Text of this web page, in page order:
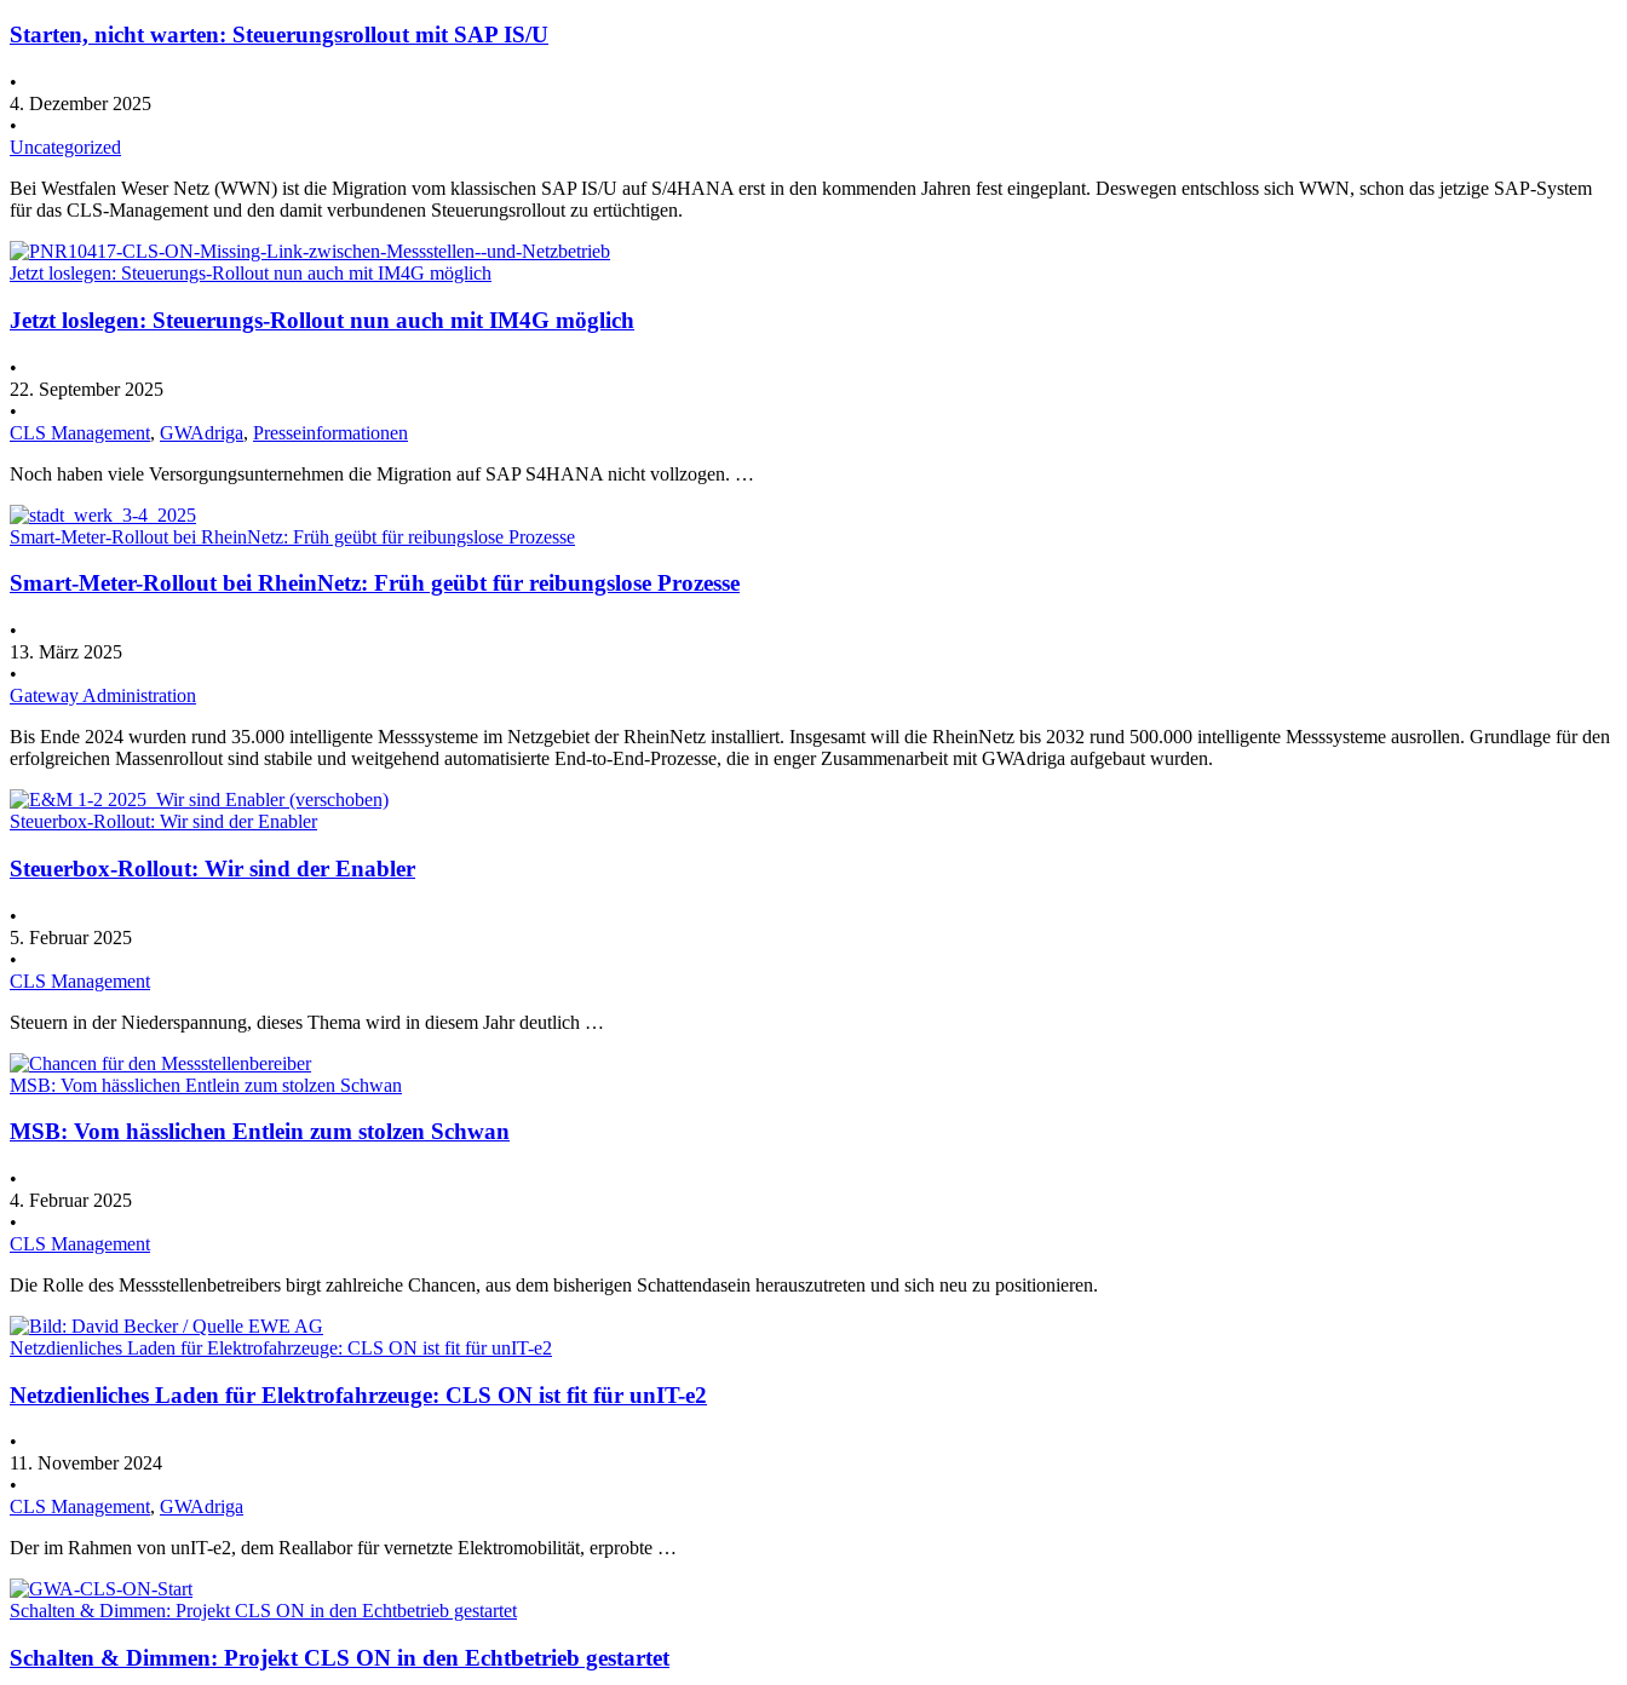
Starten, nicht warten: Steuerungsrollout mit SAP IS/U
•
4. Dezember 2025
•
Uncategorized
Bei Westfalen Weser Netz (WWN) ist die Migration vom klassischen SAP IS/U auf S/4HANA erst in den kommenden Jahren fest eingeplant. Deswegen entschloss sich WWN, schon das jetzige SAP-System
für das CLS-Management und den damit verbundenen Steuerungsrollout zu ertüchtigen.
Jetzt loslegen: Steuerungs-Rollout nun auch mit IM4G möglich
Jetzt loslegen: Steuerungs-Rollout nun auch mit IM4G möglich
•
22. September 2025
•
CLS Management, GWAdriga, Presseinformationen
Noch haben viele Versorgungsunternehmen die Migration auf SAP S4HANA nicht vollzogen. …
Smart-Meter-Rollout bei RheinNetz: Früh geübt für reibungslose Prozesse
Smart-Meter-Rollout bei RheinNetz: Früh geübt für reibungslose Prozesse
•
13. März 2025
•
Gateway Administration
Bis Ende 2024 wurden rund 35.000 intelligente Messsysteme im Netzgebiet der RheinNetz installiert. Insgesamt will die RheinNetz bis 2032 rund 500.000 intelligente Messsysteme ausrollen. Grundlage für den
erfolgreichen Massenrollout sind stabile und weitgehend automatisierte End-to-End-Prozesse, die in enger Zusammenarbeit mit GWAdriga aufgebaut wurden.
Steuerbox-Rollout: Wir sind der Enabler
Steuerbox-Rollout: Wir sind der Enabler
•
5. Februar 2025
•
CLS Management
Steuern in der Niederspannung, dieses Thema wird in diesem Jahr deutlich …
MSB: Vom hässlichen Entlein zum stolzen Schwan
MSB: Vom hässlichen Entlein zum stolzen Schwan
•
4. Februar 2025
•
CLS Management
Die Rolle des Messstellenbetreibers birgt zahlreiche Chancen, aus dem bisherigen Schattendasein herauszutreten und sich neu zu positionieren.
Netzdienliches Laden für Elektrofahrzeuge: CLS ON ist fit für unIT-e2
Netzdienliches Laden für Elektrofahrzeuge: CLS ON ist fit für unIT-e2
•
11. November 2024
•
CLS Management, GWAdriga
Der im Rahmen von unIT-e2, dem Reallabor für vernetzte Elektromobilität, erprobte …
Schalten & Dimmen: Projekt CLS ON in den Echtbetrieb gestartet
Schalten & Dimmen: Projekt CLS ON in den Echtbetrieb gestartet